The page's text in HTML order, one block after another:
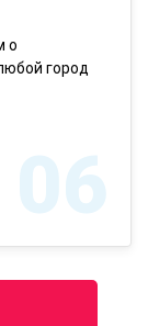
о
город
06